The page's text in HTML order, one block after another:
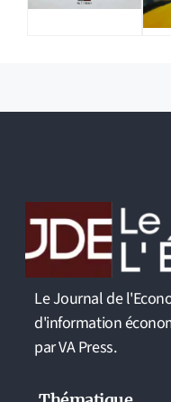
Le Journal de
d'information
par VA Press.